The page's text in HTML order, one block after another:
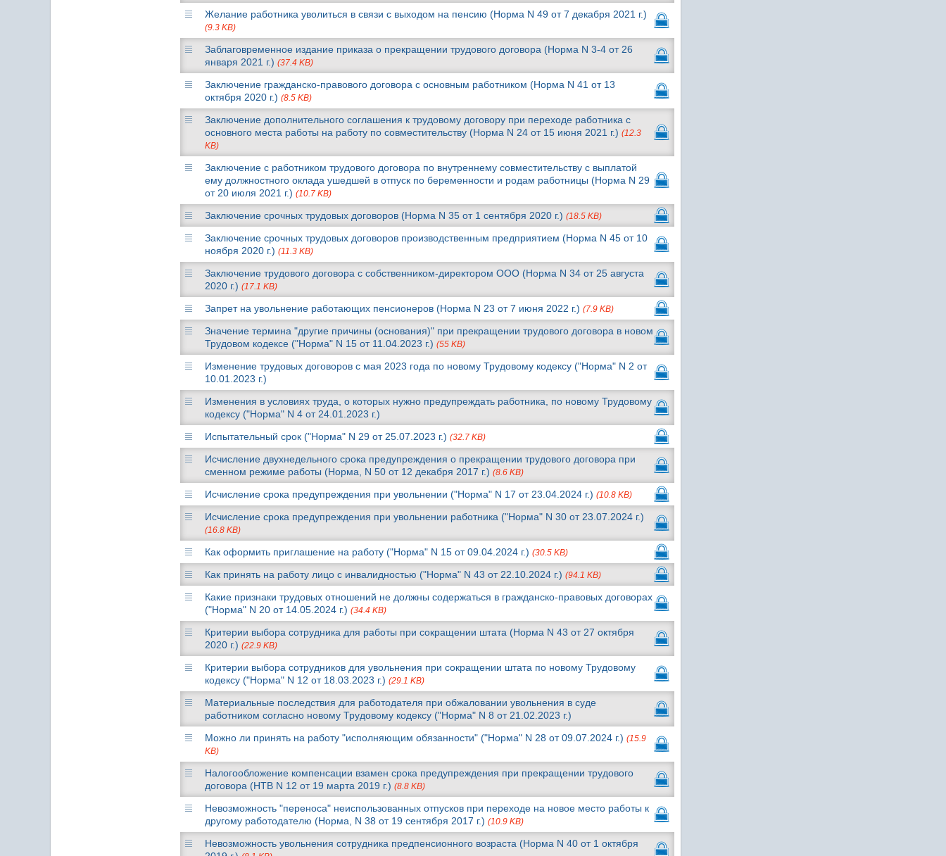
Желание работника уволиться в связи с выходом на пенсию (Норма N 49 от 7 декабря 2021 г.)
(9.3 KB)
Заблаговременное издание приказа о прекращении трудового договора (Норма N 3-4 от 26
января 2021 г.) (37.4 KB)
Заключение гражданско-правового договора с основным работником (Норма N 41 от 13
октября 2020 г.) (8.5 KB)
Заключение дополнительного соглашения к трудовому договору при переходе работника с
основного места работы на работу по совместительству (Норма N 24 от 15 июня 2021 г.) (12.3
KB)
Заключение с работником трудового договора по внутреннему совместительству с выплатой
ему должностного оклада ушедшей в отпуск по беременности и родам работницы (Норма N 29
от 20 июля 2021 г.) (10.7 KB)
Заключение срочных трудовых договоров (Норма N 35 от 1 сентября 2020 г.) (18.5 KB)
Заключение срочных трудовых договоров производственным предприятием (Норма N 45 от 10
ноября 2020 г.) (11.3 KB)
Заключение трудового договора с собственником-директором ООО (Норма N 34 от 25 августа
2020 г.) (17.1 KB)
Запрет на увольнение работающих пенсионеров (Норма N 23 от 7 июня 2022 г.) (7.9 KB)
Значение термина "другие причины (основания)" при прекращении трудового договора в новом
Трудовом кодексе ("Норма" N 15 от 11.04.2023 г.) (55 KB)
Изменение трудовых договоров с мая 2023 года по новому Трудовому кодексу ("Норма" N 2 от
10.01.2023 г.)
Изменения в условиях труда, о которых нужно предупреждать работника, по новому Трудовому
кодексу ("Норма" N 4 от 24.01.2023 г.)
Испытательный срок ("Норма" N 29 от 25.07.2023 г.) (32.7 KB)
Исчисление двухнедельного срока предупреждения о прекращении трудового договора при
сменном режиме работы (Норма, N 50 от 12 декабря 2017 г.) (8.6 KB)
Исчисление срока предупреждения при увольнении ("Норма" N 17 от 23.04.2024 г.) (10.8 KB)
Исчисление срока предупреждения при увольнении работника ("Норма" N 30 от 23.07.2024 г.)
(16.8 KB)
Как оформить приглашение на работу ("Норма" N 15 от 09.04.2024 г.) (30.5 KB)
Как принять на работу лицо с инвалидностью ("Норма" N 43 от 22.10.2024 г.) (94.1 KB)
Какие признаки трудовых отношений не должны содержаться в гражданско-правовых договорах
("Норма" N 20 от 14.05.2024 г.) (34.4 KB)
Критерии выбора сотрудника для работы при сокращении штата (Норма N 43 от 27 октября
2020 г.) (22.9 KB)
Критерии выбора сотрудников для увольнения при сокращении штата по новому Трудовому
кодексу ("Норма" N 12 от 18.03.2023 г.) (29.1 KB)
Материальные последствия для работодателя при обжаловании увольнения в суде
работником согласно новому Трудовому кодексу ("Норма" N 8 от 21.02.2023 г.)
Можно ли принять на работу "исполняющим обязанности" ("Норма" N 28 от 09.07.2024 г.) (15.9
KB)
Налогообложение компенсации взамен срока предупреждения при прекращении трудового
договора (НТВ N 12 от 19 марта 2019 г.) (8.8 KB)
Невозможность "переноса" неиспользованных отпусков при переходе на новое место работы к
другому работодателю (Норма, N 38 от 19 сентября 2017 г.) (10.9 KB)
Невозможность увольнения сотрудника предпенсионного возраста (Норма N 40 от 1 октября